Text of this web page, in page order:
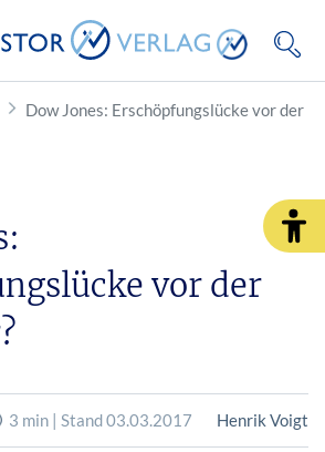
Dow Jones: Erschöpfungslücke vor der
vor der
3 min | Stand 03.03.2017 Henrik Voigt